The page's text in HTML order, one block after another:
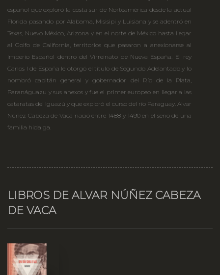
español que exploró la costa sur de Norteamérica desde la actual
Florida pasando por Alabama, Misisipi y Luisiana y se adentró en
Texas, Nuevo México, Arizona y en el norte de México hasta llegar
al Golfo de California, territorios que pasaron a anexionarse al
Imperio Español dentro del Virreinato de Nueva España. El rey
Carlos I de España le otorgó el título de Segundo Adelantado y lo
nombró capitán general y gobernador del Río de la Plata,
Paranáguazu y sus anexos y fue el primer europeo en llegar a las
cataratas del Iguazú y que exploró el curso del río Paraguay. Alvar
Núñez Cabeza de Vaca nació entre 1488 y 1490 en el seno de una
familia hidalga.
LIBROS DE ALVAR NÚÑEZ CABEZA
DE VACA